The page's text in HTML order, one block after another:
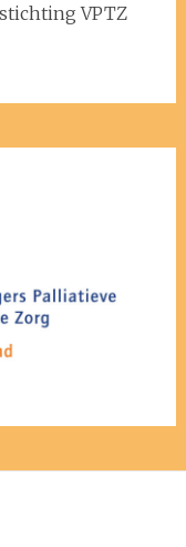
VPTZ